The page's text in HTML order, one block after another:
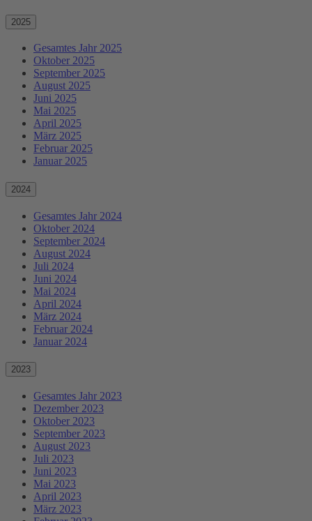
2025
Gesamtes Jahr 2025
Oktober 2025
September 2025
August 2025
Juni 2025
Mai 2025
April 2025
März 2025
Februar 2025
Januar 2025
2024
Gesamtes Jahr 2024
Oktober 2024
September 2024
August 2024
Juli 2024
Juni 2024
Mai 2024
April 2024
März 2024
Februar 2024
Januar 2024
2023
Gesamtes Jahr 2023
Dezember 2023
Oktober 2023
September 2023
August 2023
Juli 2023
Juni 2023
Mai 2023
April 2023
März 2023